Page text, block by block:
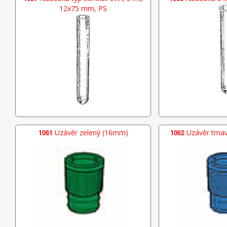
12x75 mm, PS
1061 Uzávěr zelený (16mm) 1062Uzávěr